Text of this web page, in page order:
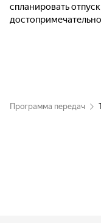
спланировать
Программа передач